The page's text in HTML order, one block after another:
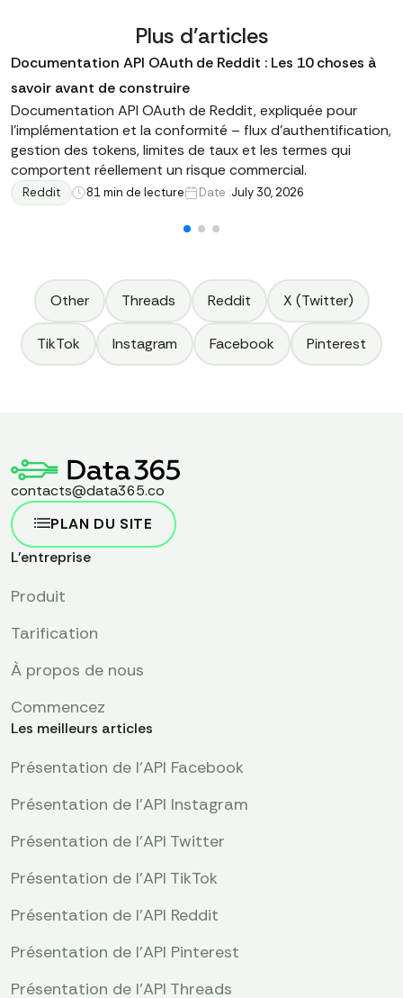
Plus d'articles
Documentation API OAuth de Reddit : Les 10 choses à
savoir avant de construire
Documentation API OAuth de Reddit, expliquée pour
l'implémentation et la conformité – flux d'authentification,
gestion des tokens, limites de taux et les termes qui
comportent réellement un risque commercial.
Reddit 81 min de lecture Date :July 30, 2026
Other Threads Reddit X (Twitter)
TikTok Instagram Facebook Pinterest
contacts@data365.co
PLAN DU SITE
L'entreprise
Produit
Tarification
À propos de nous
Commencez
Les meilleurs articles
Présentation de l'API Facebook
Présentation de l'API Instagram
Présentation de l'API Twitter
Présentation de l'API TikTok
Présentation de l'API Reddit
Présentation de l’API Pinterest
Présentation de l'API Threads